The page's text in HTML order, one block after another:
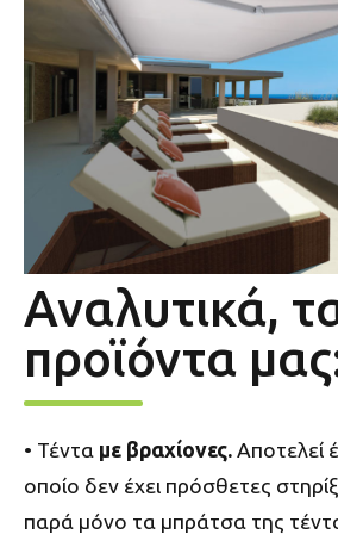
Αναλυτικά,
προϊόντα
• Τέντα με βραχίονες. Αποτελεί
οποίο δεν έχει πρόσθετες
παρά μόνο τα μπράτσα της